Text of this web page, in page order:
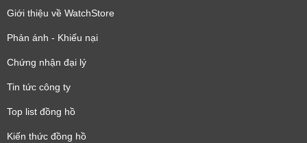
Giới thiệu về WatchStore
Phản ánh - Khiếu nại
Chứng nhận đại lý
Tin tức công ty
Top list đồng hồ
Kiến thức đồng hồ